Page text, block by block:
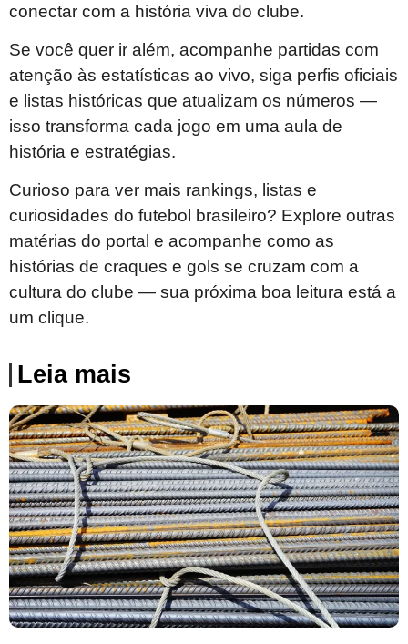
conectar com a história viva do clube.
Se você quer ir além, acompanhe partidas com
atenção às estatísticas ao vivo, siga perfis oficiais
e listas históricas que atualizam os números —
isso transforma cada jogo em uma aula de
história e estratégias.
Curioso para ver mais rankings, listas e
curiosidades do futebol brasileiro? Explore outras
matérias do portal e acompanhe como as
histórias de craques e gols se cruzam com a
cultura do clube — sua próxima boa leitura está a
um clique.
Leia mais